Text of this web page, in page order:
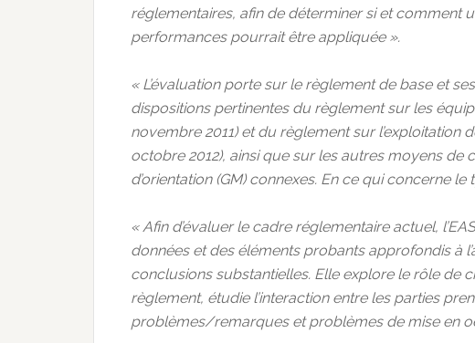
réglementaires, afin de déterminer si et comment
performances pourrait être appliquée ».
« L’évaluation porte sur le règlement de base et
dispositions pertinentes du règlement sur les
novembre 2011) et du règlement sur l’exploitation
octobre 2012), ainsi que sur les autres moyens de
d’orientation (GM) connexes. En ce qui concerne le
« Afin d’évaluer le cadre réglementaire actuel,
données et des éléments probants approfondis à
conclusions substantielles. Elle explore le rôle de
règlement, étudie l’interaction entre les parties
problèmes/remarques et problèmes de mise en